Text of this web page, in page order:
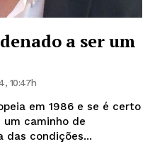
a ser um
10:47h
em 1986 e se é certo
caminho de
das condições...